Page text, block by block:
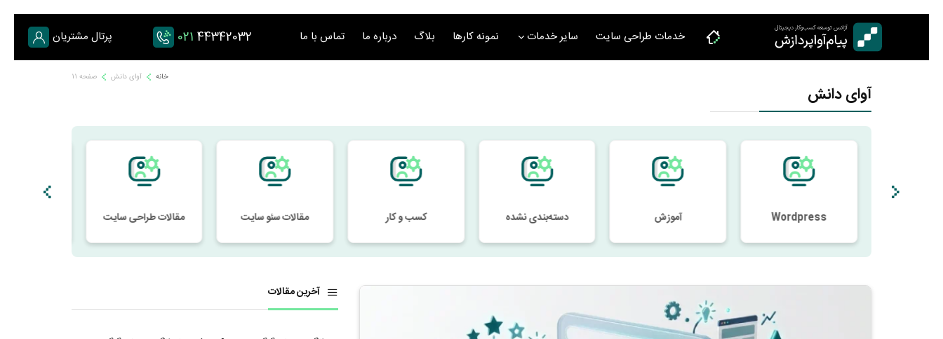
Skip
خدمات طراحی سایت سایر خدمات نمونه کارها بلاگ درباره ما تماس با ما 021 44342032 پرتال مشتریان
خانه آوای دانش صفحه 11
آوای دانش
مقالات طراحی سایت مقالات سئو سایت کسب و کار دسته‌بندی نشده آموزش Wordpress
آخرین مقالات